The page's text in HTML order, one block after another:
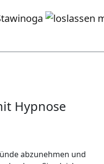
Hypnose
abzunehmen und